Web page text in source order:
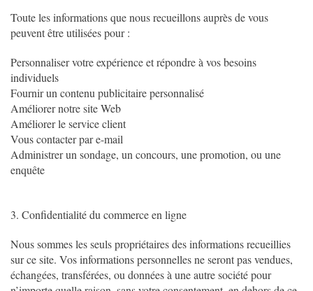
Toute les informations que nous recueillons auprès de vous
peuvent être utilisées pour :
Personnaliser votre expérience et répondre à vos besoins
individuels
Fournir un contenu publicitaire personnalisé
Améliorer notre site Web
Améliorer le service client
Vous contacter par e-mail
Administrer un sondage, un concours, une promotion, ou une
enquête
3. Confidentialité du commerce en ligne
Nous sommes les seuls propriétaires des informations recueillies
sur ce site. Vos informations personnelles ne seront pas vendues,
échangées, transférées, ou données à une autre société pour